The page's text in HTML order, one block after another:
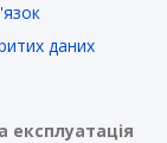
даних
експлуатація